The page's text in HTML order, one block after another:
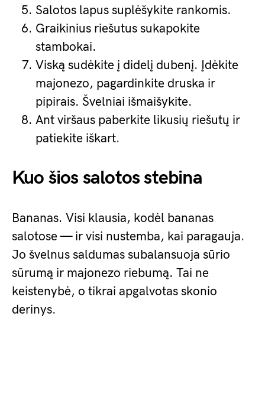
Salotos lapus suplėšykite rankomis.
Graikinius riešutus sukapokite
stambokai.
Viską sudėkite į didelį dubenį. Įdėkite
majonezo, pagardinkite druska ir
pipirais. Švelniai išmaišykite.
Ant viršaus paberkite likusių riešutų ir
patiekite iškart.
Kuo šios salotos stebina
Bananas. Visi klausia, kodėl bananas
salotose — ir visi nustemba, kai paragauja.
Jo švelnus saldumas subalansuoja sūrio
sūrumą ir majonezo riebumą. Tai ne
keistenybė, o tikrai apgalvotas skonio
derinys.